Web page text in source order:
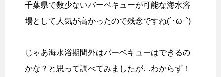
千葉県で数少ないバーベキューが可能な海水浴
場として人気が高かったので残念ですね(´･ω･`)
じゃあ海水浴期間外はバーベキューはできるの
かな？と思って調べてみましたが…わからず！